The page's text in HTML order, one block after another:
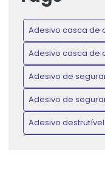
Adesivo Casca
Criativos e
Adesivo Casca de
Confiança do
Adesivo Casca
Artesanato e
Adesivo casca de
Adesivo casca de
Adesivo de
Adesivo de
Adesivo destrutível